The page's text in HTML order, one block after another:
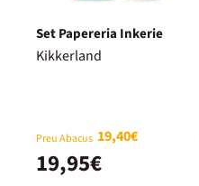
Set Papereria Inkerie
Kikkerland
Preu Abacus 19,40€
19,95€